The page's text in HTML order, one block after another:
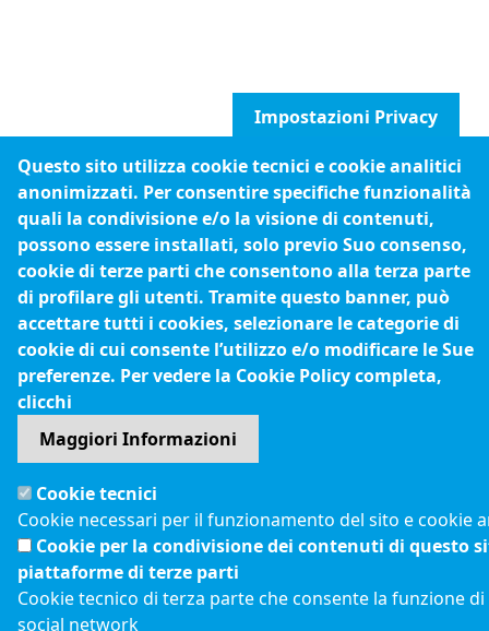
Impostazioni Privacy
Questo sito utilizza cookie tecnici e cookie analitici
anonimizzati. Per consentire specifiche funzionalità
quali la condivisione e/o la visione di contenuti,
possono essere installati, solo previo Suo consenso,
cookie di terze parti che consentono alla terza parte
di profilare gli utenti. Tramite questo banner, può
accettare tutti i cookies, selezionare le categorie di
cookie di cui consente l’utilizzo e/o modificare le Sue
preferenze. Per vedere la Cookie Policy completa,
clicchi
Maggiori Informazioni
Cookie tecnici
Cookie necessari per il funzionamento del sito e cookie
Cookie per la condivisione dei contenuti di questo
piattaforme di terze parti
Cookie tecnico di terza parte che consente la funzione
social network